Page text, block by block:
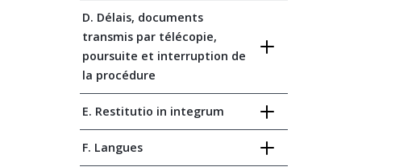
D. Délais, documents
transmis par télécopie,
poursuite et interruption de
la procédure
E. Restitutio in integrum
F. Langues